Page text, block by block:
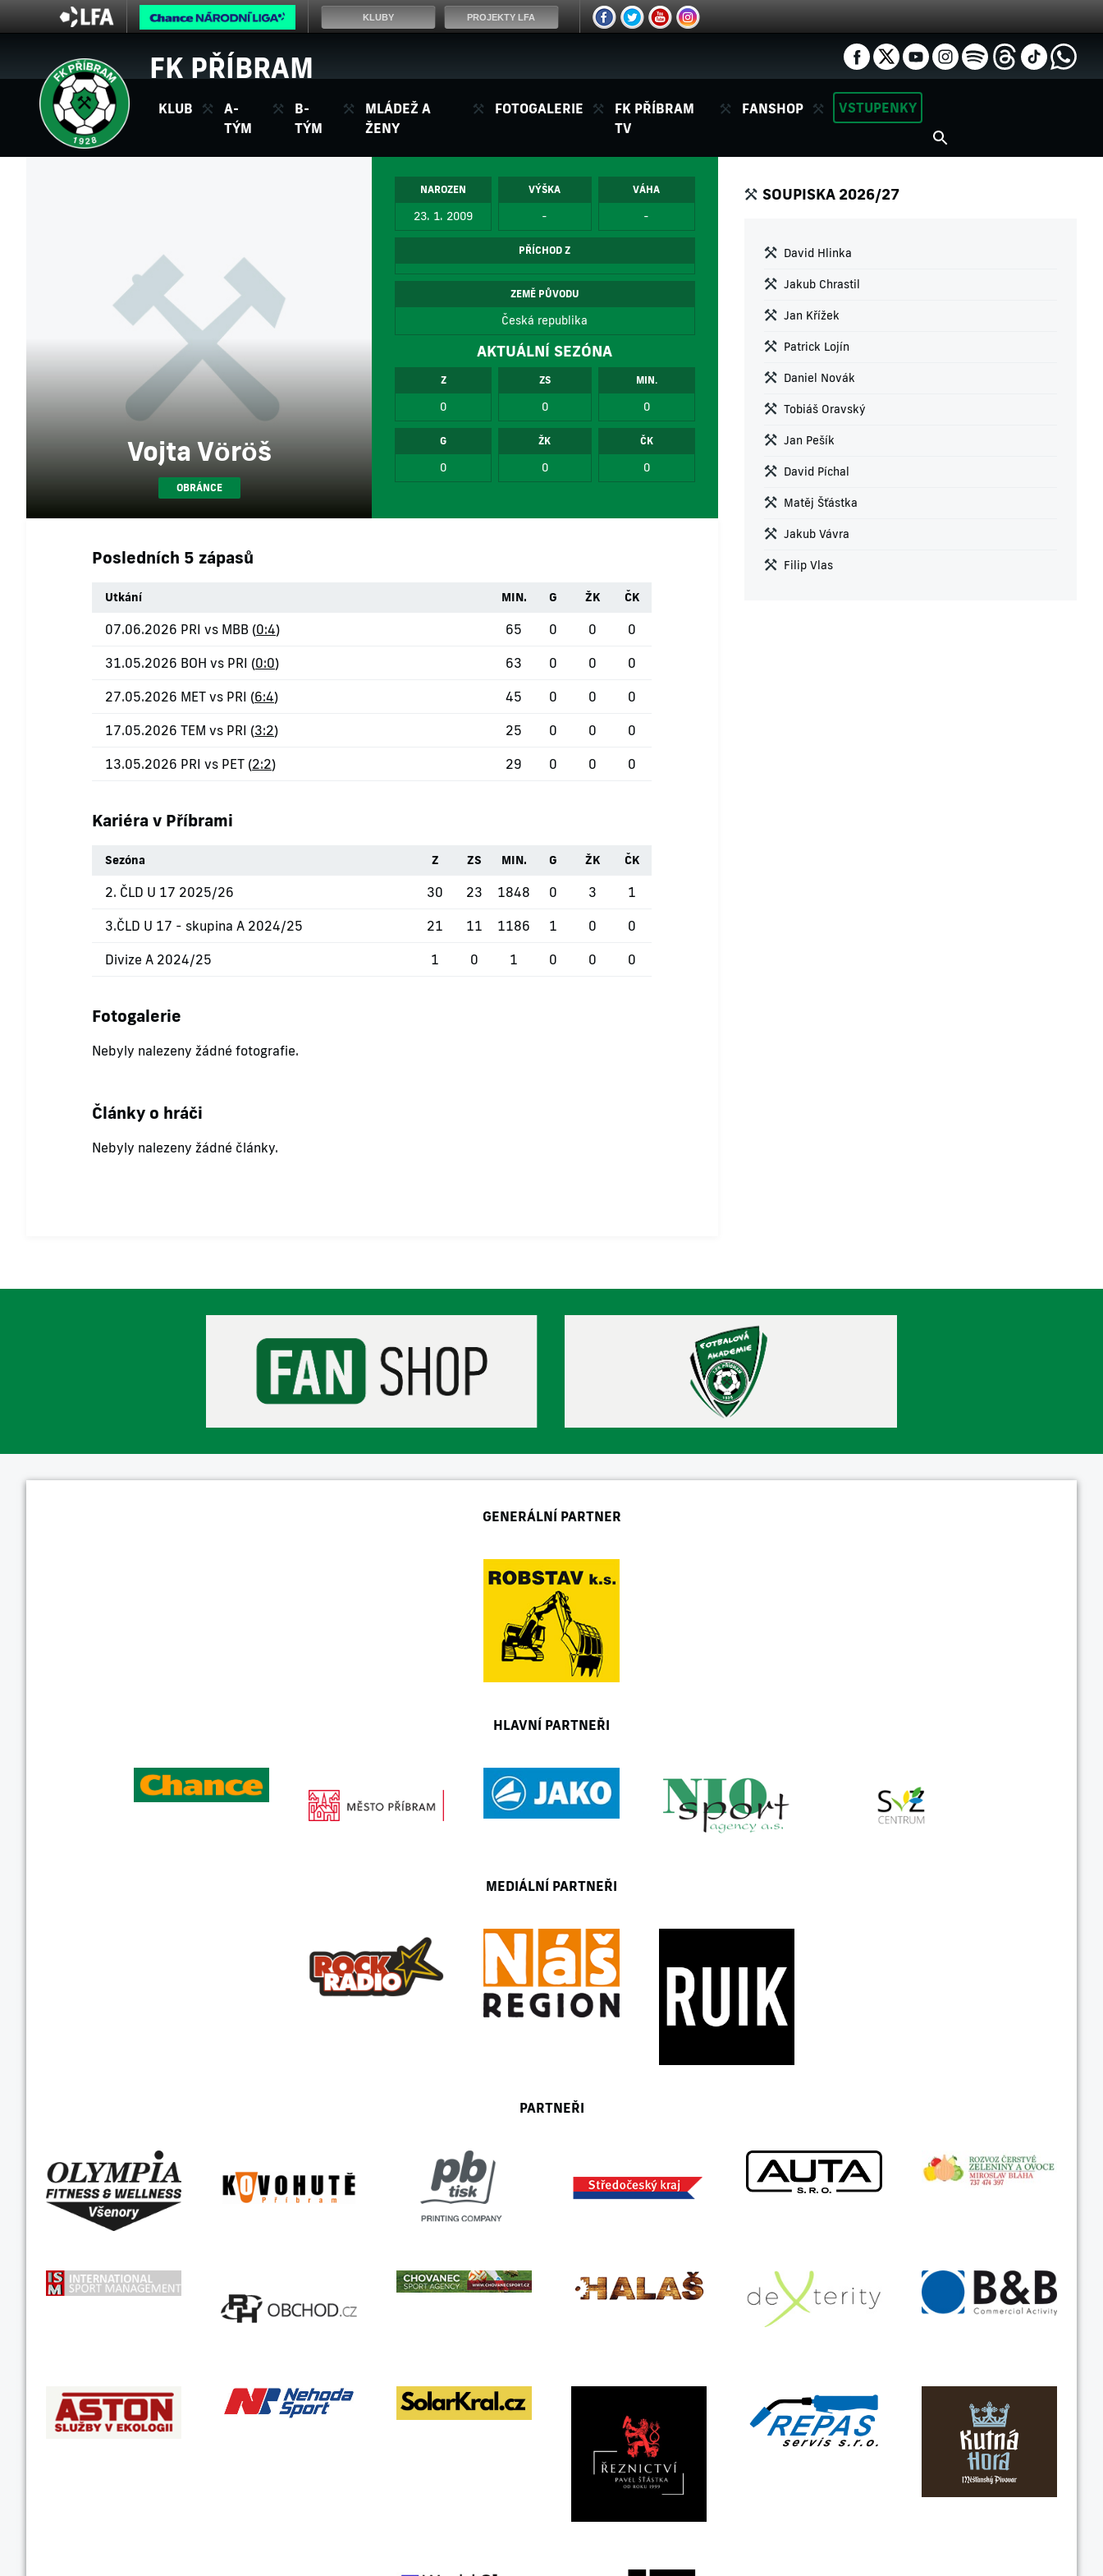
FK PŘÍBRAM
KLUB
A-
TÝM
B-
TÝM
MLÁDEŽ A
ŽENY
FOTOGALERIE
FK PŘÍBRAM
TV
FANSHOP VSTUPENKY
Vojta Vöröš
OBRÁNCE
NAROZEN
23. 1. 2009
VÝŠKA
-
VÁHA
-
PŘÍCHOD Z
ZEMĚ PŮVODU
Česká republika
AKTUÁLNÍ SEZÓNA
Z
0
ZS
0
MIN.
0
G
0
ŽK
0
ČK
0
Posledních 5 zápasů
Utkání MIN. G ŽK ČK
07.06.2026 PRI vs MBB (0:4) 65 0 0 0
31.05.2026 BOH vs PRI (0:0) 63 0 0 0
27.05.2026 MET vs PRI (6:4) 45 0 0 0
17.05.2026 TEM vs PRI (3:2) 25 0 0 0
13.05.2026 PRI vs PET (2:2) 29 0 0 0
Kariéra v Příbrami
Sezóna Z ZS MIN. G ŽK ČK
2. ČLD U 17 2025/26 30 23 1848 0 3 1
3.ČLD U 17 - skupina A 2024/25 21 11 1186 1 0 0
Divize A 2024/25 1 0 1 0 0 0
Fotogalerie
Nebyly nalezeny žádné fotografie.
Články o hráči
Nebyly nalezeny žádné články.
SOUPISKA 2026/27
David Hlinka
Jakub Chrastil
Jan Křížek
Patrick Lojín
Daniel Novák
Tobiáš Oravský
Jan Pešík
David Píchal
Matěj Šťástka
Jakub Vávra
Filip Vlas
GENERÁLNÍ PARTNER
HLAVNÍ PARTNEŘI
MEDIÁLNÍ PARTNEŘI
PARTNEŘI
KLUBY PROJEKTY LFA